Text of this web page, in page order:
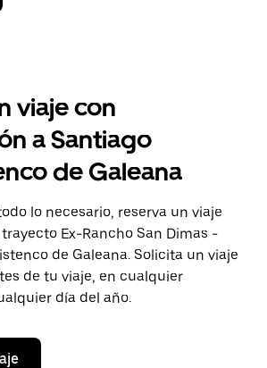
viaje con
a Santiago
de Galeana
lo necesario, reserva un viaje
Ex-Rancho San Dimas -
de Galeana. Solicita un viaje
de tu viaje, en cualquier
día del año.